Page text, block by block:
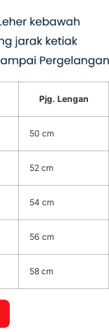
Pjg. Lengan
50 cm
52 cm
54 cm
56 cm
58 cm